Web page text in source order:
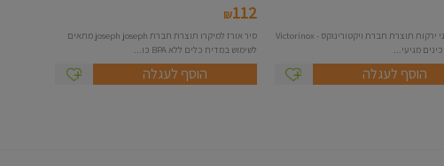
סט 5 סכיני ירקות תוצרת חברת ויקטורינוקס - Victorinox
מגיעי...
הוסף לעגלה
112
₪
סיר אורז למיקרו תוצרת חברת joseph joseph מתאים
לשימוש במדיח כלים ללא BPA כו...
הוסף לעגלה